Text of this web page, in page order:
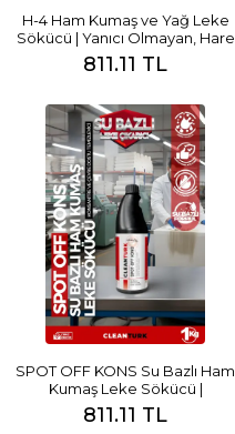
H-4 Ham Kumaş ve Yağ Leke
Sökücü | Yanıcı Olmayan, Hare
Bırakmaz, Tabanca ile
Uygulanabilir
811.11 TL
SPOT OFF KONS Su Bazlı Ham
Kumaş Leke Sökücü |
Konsantre ve Çevre Dostu
Temizleyici
811.11 TL